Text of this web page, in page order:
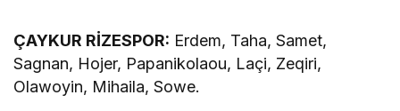
ÇAYKUR RİZESPOR: Erdem, Taha, Samet,
Sagnan, Hojer, Papanikolaou, Laçi, Zeqiri,
Olawoyin, Mihaila, Sowe.